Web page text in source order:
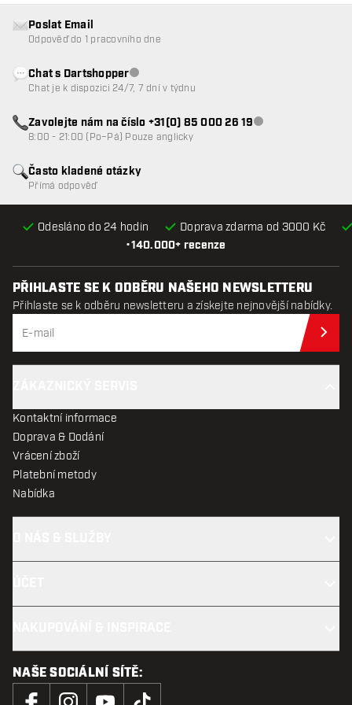
•140.000+ recenze
Odesláno do 24 hodin Doprava zdarma od 3000 Kč
Často kladené otázky
Přímá odpověď
Poslat Email
Odpověď do 1 pracovního dne
Chat s DartshopperZákaznický servis nedostupný
Chat je k dispozici 24/7, 7 dní v týdnu
Zavolejte nám na číslo +31(0) 85 000 26 19Zákaznický servis
8:00 - 21:00 (Po–Pá) Pouze anglicky
PŘIHLASTE SE K ODBĚRU NAŠEHO NEWSLETTERU
Přihlaste se k odběru newsletteru a získejte nejnovější nabídky.
Kontaktní informace
Doprava & Dodání
Vrácení zboží
Platební metody
Nabídka
NAŠE SOCIÁLNÍ SÍTĚ: